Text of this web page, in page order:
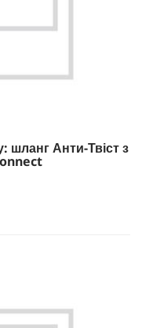
шланг Анти-Твіст з